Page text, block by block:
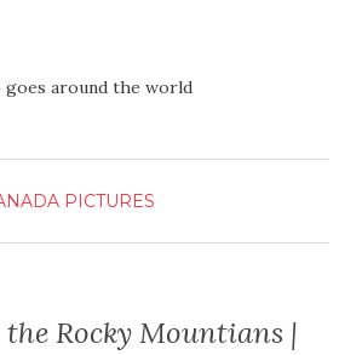
PICTURES
Rocky Mountians |